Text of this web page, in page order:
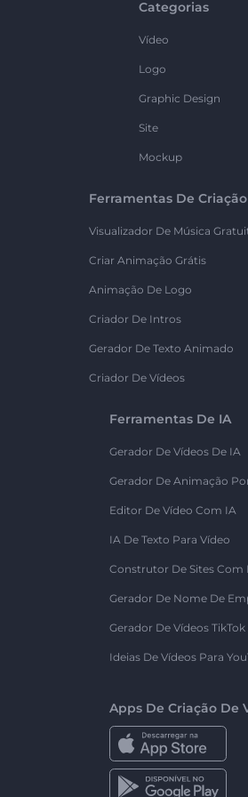
Categorias
Vídeo
Logo
Graphic Design
Site
Mockup
Ferramentas De
Visualizador De Música
Criar Animação Grátis
Animação De Logo
Criador De Intros
Gerador De Texto Animado
Criador De Vídeos
Ferramentas De IA
Gerador De Vídeos De IA
Gerador De Animação
Editor De Vídeo Com IA
IA De Texto Para Vídeo
Construtor De Sites Com
Gerador De Nome De
Gerador De Vídeos
Ideias De Vídeos Para
Apps De Criação De